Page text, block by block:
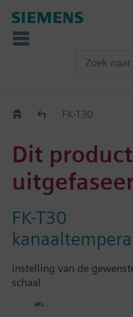
Old2NewFK-T30
Dit
FK-T30
instelling van de
schaal